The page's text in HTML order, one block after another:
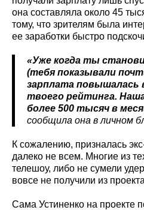
она составляла около 45
тому, что зрителям была
ее заработки быстро
«Уже когда ты
(тебя показывали
зарплата повышалась
твоего рейтинга.
более 500 тысяч в
сообщила она в личном
К сожалению, призналась
далеко не всем. Многие из
телешоу, либо не сумели
вовсе не получили из
Сама Устиненко на проекте